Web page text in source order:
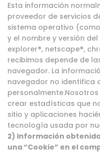
Esta información
proveedor de servicios
sistema operativo
y el nombre y versión
explorer®, netscape®,
recibimos depende de
navegador. La
navegador no identifica
crear estadísticas que
sitio y aplicaciones
tecnología usada por
2) Información
una “Cookie” en el